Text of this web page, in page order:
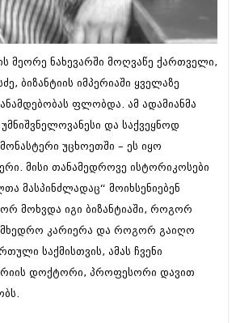
მეორე ნახევარში მოღვაწე ქართველი,
ბიზანტიის იმპერიაში ყველაზე
ფლობდა. ამ ადამიანმა
და საქვეყნოდ
უცხოეთში – ეს იყო
მისი თანამედროვე ისტორიკოსები
მასპინძლადაც“ მოიხსენიებენ
მოხვდა იგი ბიზანტიაში, როგორ
კარიერა და როგორ გაიღო
საქმისთვის, ამას ჩვენი
დოქტორი, პროფესორი დავით